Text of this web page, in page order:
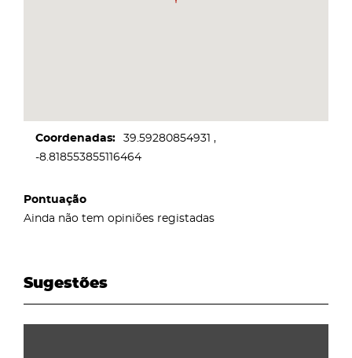
Coordenadas
39.59280854931
-8.818553855116464
Pontuação
Ainda não tem opiniões registadas
Sugestões